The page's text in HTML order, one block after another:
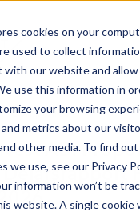
cookies on your
used to collect
with our website and
use this information in
your browsing
metrics about our
other media. To find
we use, see our Privacy
information won’t be
website. A single cookie
Companies
25 15:09:21
AB: